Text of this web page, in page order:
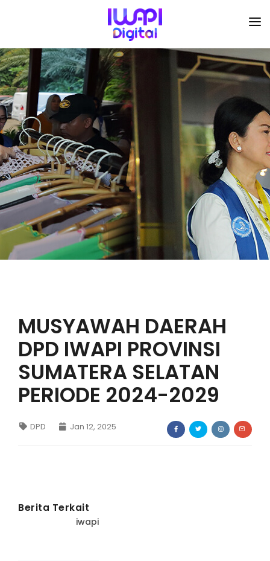
BERANDA
TENTANG KAMI
ORGANISASI
KEGIATAN
I-ACADEMI
IMARKETKU
PENDAFTARAN
MUSYAWAH DAERAH
DPD IWAPI PROVINSI
SUMATERA SELATAN
PERIODE 2024-2029
DPD Jan 12, 2025
Berita Terkait
iwapi